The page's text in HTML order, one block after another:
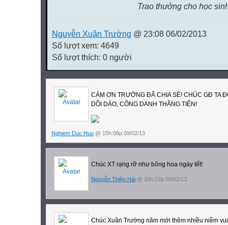
Trao thưởng cho học
Nguyễn Xuân Trường @ 23:08 06/02/2013
Số lượt xem: 4649
Số lượt thích: 0 người
CẢM ƠN TRƯỜNG ĐÃ CHIA SẺ! CHÚC GĐ TA
DỒI DÀO, CÔNG DANH THĂNG TIẾN!
Nghiem Duc Huu @ 15h:06p 09/02/13
Chúc XT rạng rỡ như bông hoa ngày tết!
Nguyễn Thiện Hải @ 20h:22p 09/02/13
Chúc Xuân Trường năm mới thêm nhiều niềm